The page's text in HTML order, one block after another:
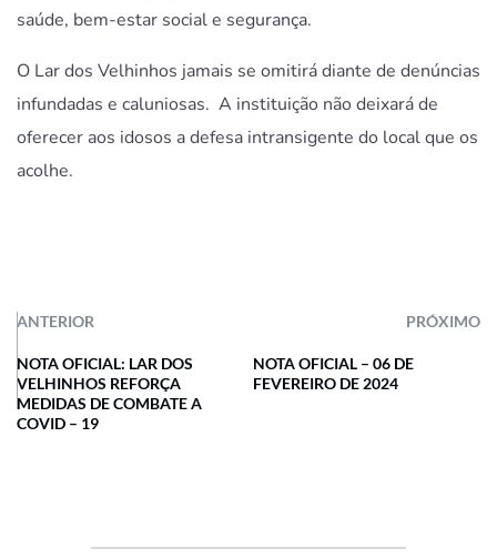
saúde, bem-estar social e segurança.
O Lar dos Velhinhos jamais se omitirá diante de denúncias
infundadas e caluniosas. A instituição não deixará de
oferecer aos idosos a defesa intransigente do local que os
acolhe.
ANTERIOR PRÓXIMO
NOTA OFICIAL: LAR DOS
VELHINHOS REFORÇA
MEDIDAS DE COMBATE A
COVID – 19
NOTA OFICIAL – 06 DE
FEVEREIRO DE 2024